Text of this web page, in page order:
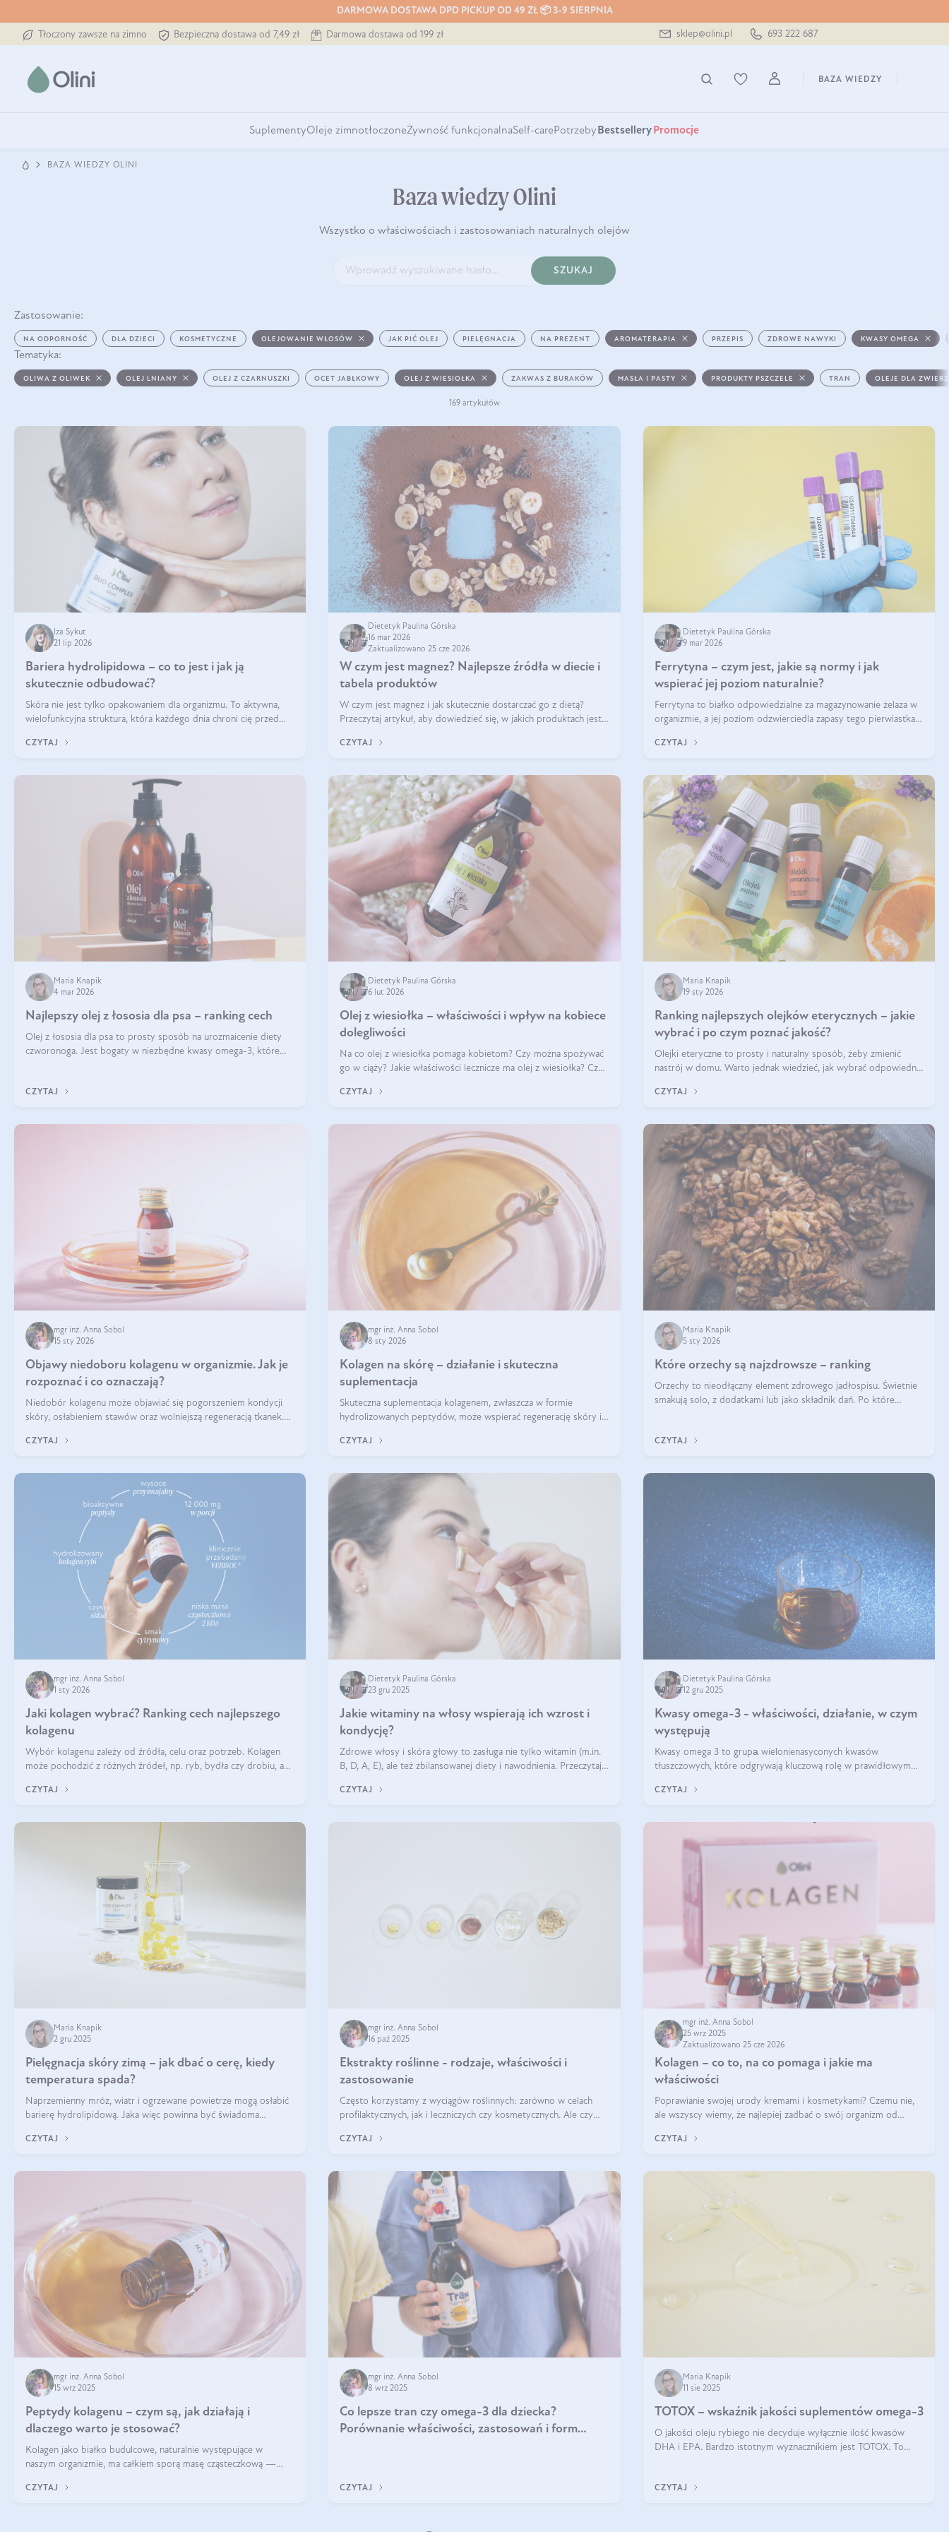
DARMOWA DOSTAWA DPD PICKUP OD 49 ZŁ 📦 3-9 SIERPNIA
Tłoczony zawsze na zimno Bezpieczna dostawa od 7,49 zł Darmowa dostawa od 199 zł sklep@olini.pl 693 222 687
BAZA WIEDZY
SuplementyOleje zimnotłoczoneŻywność funkcjonalnaSelf-carePotrzeby Bestsellery Promocje
BAZA WIEDZY OLINI
Baza wiedzy Olini
Wszystko o właściwościach i zastosowaniach naturalnych olejów
SZUKAJ
Zastosowanie:
NA ODPORNOŚĆ DLA DZIECI KOSMETYCZNE OLEJOWANIE WŁOSÓW JAK PIĆ OLEJ PIELĘGNACJA NA PREZENT AROMATERAPIA PRZEPIS ZDROWE NAWYKI KWASY OMEGA
Tematyka:
OLIWA Z OLIWEK OLEJ LNIANY OLEJ Z CZARNUSZKI OCET JABŁKOWY OLEJ Z WIESIOŁKA ZAKWAS Z BURAKÓW MASŁA I PASTY PRODUKTY PSZCZELE TRAN OLEJE DLA
169 artykułów
Iza Sykut
21 lip 2026
Bariera hydrolipidowa – co to jest i jak ją
skutecznie odbudować?
Skóra nie jest tylko opakowaniem dla organizmu. To aktywna,
wielofunkcyjna struktura, która każdego dnia chroni cię przed
środowiskowymi. Jednym z jej kluczowych elementów jest
CZYTAJ
Dietetyk Paulina Górska
16 mar 2026
Zaktualizowano 25 cze 2026
W czym jest magnez? Najlepsze źródła w diecie i
tabela produktów
W czym jest magnez i jak skutecznie dostarczać go z dietą?
Przeczytaj artykuł, aby dowiedzieć się, w jakich produktach jest
CZYTAJ
Dietetyk Paulina Górska
9 mar 2026
Ferrytyna – czym jest, jakie są normy i jak
wspierać jej poziom naturalnie?
Ferrytyna to białko odpowiedzialne za magazynowanie żelaza w
organizmie, a jej poziom odzwierciedla zapasy tego pierwiastka.
ferrytyny daje objawy, które mogą utrudniać codzienne
CZYTAJ
Maria Knapik
4 mar 2026
Najlepszy olej z łososia dla psa – ranking cech
Olej z łososia dla psa to prosty sposób na urozmaicenie diety
czworonoga. Jest bogaty w niezbędne kwasy omega-3, które
uwagę?
CZYTAJ
Dietetyk Paulina Górska
6 lut 2026
Olej z wiesiołka – właściwości i wpływ na kobiece
dolegliwości
Na co olej z wiesiołka pomaga kobietom? Czy można spożywać
go w ciąży? Jakie właściwości lecznicze ma olej z wiesiołka? Czy
efekty? Jaka jes
CZYTAJ
Maria Knapik
19 sty 2026
Ranking najlepszych olejków eterycznych – jakie
wybrać i po czym poznać jakość?
Olejki eteryczne to prosty i naturalny sposób, żeby zmienić
nastrój w domu. Warto jednak wiedzieć, jak wybrać odpowiednie
eteryczne są najlepsze? Poznaj najważniejsze kryteria wyboru!
CZYTAJ
mgr inż. Anna Sobol
15 sty 2026
Objawy niedoboru kolagenu w organizmie. Jak je
rozpoznać i co oznaczają?
Niedobór kolagenu może objawiać się pogorszeniem kondycji
skóry, osłabieniem stawów oraz wolniejszą regeneracją tkanek.
skóry, bóle stawów, łamliwość paznokci oraz osłabienie włosów.
CZYTAJ
mgr inż. Anna Sobol
8 sty 2026
Kolagen na skórę – działanie i skuteczna
suplementacja
Skuteczna suplementacja kolagenem, zwłaszcza w formie
hydrolizowanych peptydów, może wspierać regenerację skóry i
regularnością stosowania.
CZYTAJ
Maria Knapik
5 sty 2026
Które orzechy są najzdrowsze – ranking
Orzechy to nieodłączny element zdrowego jadłospisu. Świetnie
smakują solo, z dodatkami lub jako składnik dań. Po które
CZYTAJ
mgr inż. Anna Sobol
1 sty 2026
Jaki kolagen wybrać? Ranking cech najlepszego
kolagenu
Wybór kolagenu zależy od źródła, celu oraz potrzeb. Kolagen
może pochodzić z różnych źródeł, np. ryb, bydła czy drobiu, a
sprawdza się kolagen rybi, a dla wspierania stawów — kolagen
CZYTAJ
Dietetyk Paulina Górska
23 gru 2025
Jakie witaminy na włosy wspierają ich wzrost i
kondycję?
Zdrowe włosy i skóra głowy to zasługa nie tylko witamin (m.in.
B, D, A, E), ale też zbilansowanej diety i nawodnienia. Przeczytaj
wypadanie włosów.
CZYTAJ
Dietetyk Paulina Górska
12 gru 2025
Kwasy omega-3 - właściwości, działanie, w czym
występują
Kwasy omega 3 to grupа wielonienasyconych kwasów
tłuszczowych, które odgrywają kluczową rolę w prawidłowym
układu odpornościowego.
CZYTAJ
Maria Knapik
2 gru 2025
Pielęgnacja skóry zimą – jak dbać o cerę, kiedy
temperatura spada?
Naprzemienny mróz, wiatr i ogrzewane powietrze mogą osłabić
barierę hydrolipidową. Jaka więc powinna być świadoma
CZYTAJ
mgr inż. Anna Sobol
16 paź 2025
Ekstrakty roślinne - rodzaje, właściwości i
zastosowanie
Często korzystamy z wyciągów roślinnych: zarówno w celach
profilaktycznych, jak i leczniczych czy kosmetycznych. Ale czy
tych substancji z roślin?
CZYTAJ
mgr inż. Anna Sobol
25 wrz 2025
Zaktualizowano 25 cze 2026
Kolagen – co to, na co pomaga i jakie ma
właściwości
Poprawianie swojej urody kremami i kosmetykami? Czemu nie,
ale wszyscy wiemy, że najlepiej zadbać o swój organizm od
zewnętrzny prezentował się zdrowo i atrakcyjnie. Stosowanie
CZYTAJ
mgr inż. Anna Sobol
15 wrz 2025
Peptydy kolagenu – czym są, jak działają i
dlaczego warto je stosować?
Kolagen jako białko budulcowe, naturalnie występujące w
naszym organizmie, ma całkiem sporą masę cząsteczkową —
formie, byłby trudno strawialny. Aby był lepiej przyswajalny i
CZYTAJ
mgr inż. Anna Sobol
8 wrz 2025
Co lepsze tran czy omega-3 dla dziecka?
Porównanie właściwości, zastosowań i form
CZYTAJ
Maria Knapik
11 sie 2025
TOTOX – wskaźnik jakości suplementów omega-3
O jakości oleju rybiego nie decyduje wyłącznie ilość kwasów
DHA i EPA. Bardzo istotnym wyznacznikiem jest TOTOX. To
CZYTAJ